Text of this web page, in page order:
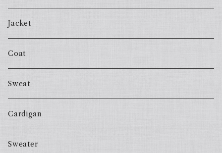
Jacket
Coat
Sweat
Cardigan
Sweater